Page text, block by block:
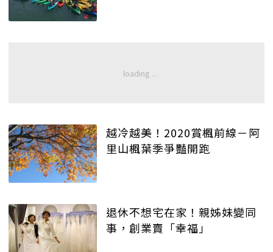
越冷越美！2020賞楓前線－阿
里山楓葉季爭豔開跑
退休不想宅在家！親姊妹變同
事，創業賣「幸福」